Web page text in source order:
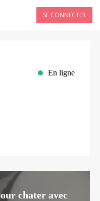
SE CONNECTER
En ligne
chater avec